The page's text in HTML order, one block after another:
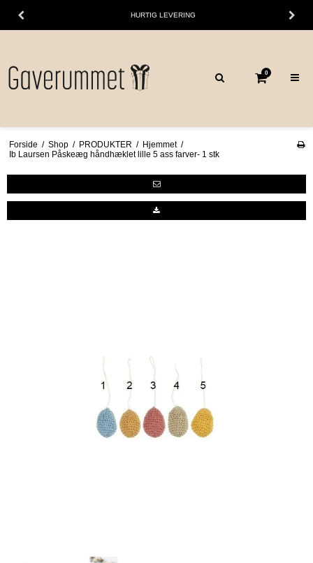
HURTIG LEVERING
0
Forside / Shop / PRODUKTER / Hjemmet /
Ib Laursen Påskeæg håndhæklet lille 5 ass farver- 1 stk